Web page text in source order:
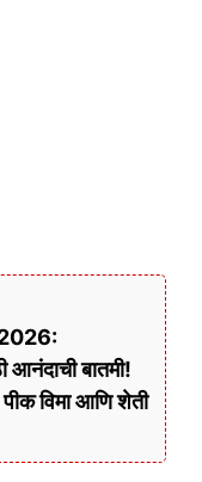
2026:
आनंदाची बातमी!
विमा आणि शेती